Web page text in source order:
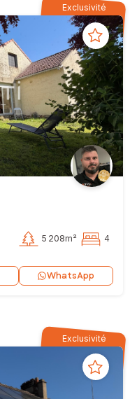
Exclusivité
5 208m² 4
WhatsApp
Exclusivité